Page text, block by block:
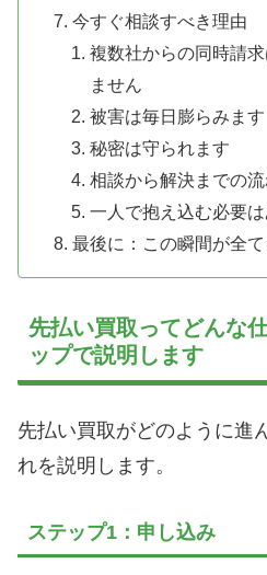
今すぐ相談すべき理由
複数社からの同時請
ません
被害は毎日膨らみます
秘密は守られます
相談から解決までの
一人で抱え込む必要
最後に：この瞬間が全
先払い買取ってどんな
ップで説明します
先払い買取がどのように進
れを説明します。
ステップ1：申し込み